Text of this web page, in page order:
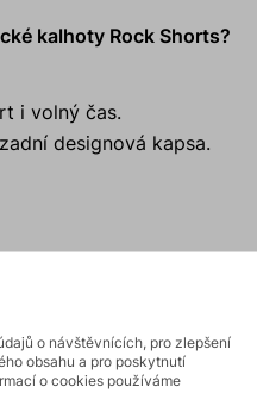
kalhoty Rock Shorts?
i volný čas.
designová kapsa.
o návštěvnících, pro zlepšení
obsahu a pro poskytnutí
o cookies používáme